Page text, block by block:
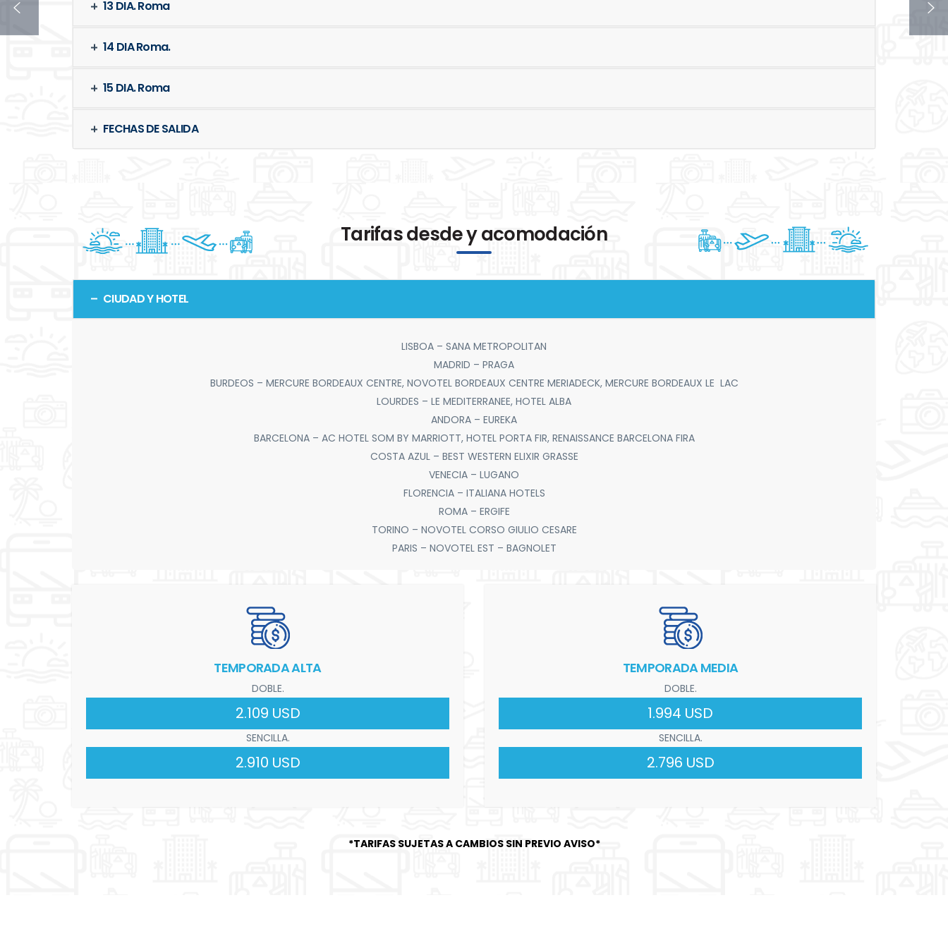
13 DIA. Roma
14 DIA Roma.
15 DIA. Roma
FECHAS DE SALIDA
Tarifas desde y acomodación
CIUDAD Y HOTEL
LISBOA – SANA METROPOLITAN
MADRID – PRAGA
BURDEOS – MERCURE BORDEAUX CENTRE, NOVOTEL BORDEAUX CENTRE MERIADECK, MERCURE BORDEAUX LE LAC
LOURDES – LE MEDITERRANEE, HOTEL ALBA
ANDORA – EUREKA
BARCELONA – AC HOTEL SOM BY MARRIOTT, HOTEL PORTA FIR, RENAISSANCE BARCELONA FIRA
COSTA AZUL – BEST WESTERN ELIXIR GRASSE
VENECIA – LUGANO
FLORENCIA – ITALIANA HOTELS
ROMA – ERGIFE
TORINO – NOVOTEL CORSO GIULIO CESARE
PARIS – NOVOTEL EST – BAGNOLET
TEMPORADA ALTA
DOBLE.
2.109 USD
SENCILLA.
2.910 USD
TEMPORADA MEDIA
DOBLE.
1.994 USD
SENCILLA.
2.796 USD
*TARIFAS SUJETAS A CAMBIOS SIN PREVIO AVISO*